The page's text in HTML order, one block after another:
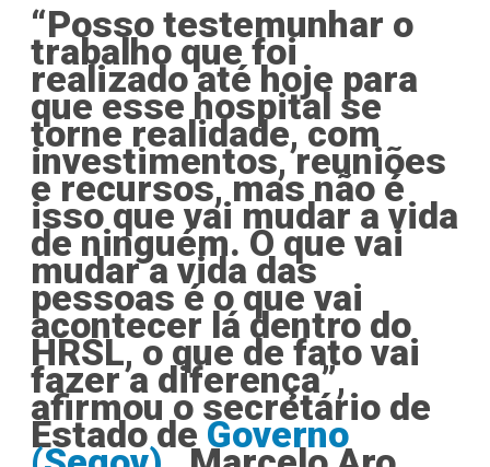
“Posso testemunhar o
trabalho que foi
realizado até hoje para
que esse hospital se
torne realidade, com
investimentos, reuniões
e recursos, mas não é
isso que vai mudar a vida
de ninguém. O que vai
mudar a vida das
pessoas é o que vai
acontecer lá dentro do
HRSL, o que de fato vai
fazer a diferença”,
afirmou o secretário de
Estado deGoverno